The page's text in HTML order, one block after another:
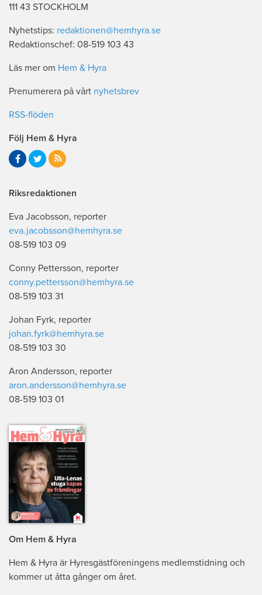
111 43 STOCKHOLM
Nyhetstips: redaktionen@hemhyra.se
Redaktionschef: 08-519 103 43
Läs mer om Hem & Hyra
Prenumerera på vårt nyhetsbrev
RSS-flöden
Följ Hem & Hyra
Riksredaktionen
Eva Jacobsson, reporter
eva.jacobsson@hemhyra.se
08-519 103 09
Conny Pettersson, reporter
conny.pettersson@hemhyra.se
08-519 103 31
Johan Fyrk, reporter
johan.fyrk@hemhyra.se
08-519 103 30
Aron Andersson, reporter
aron.andersson@hemhyra.se
08-519 103 01
Om Hem & Hyra
Hem & Hyra är Hyresgästföreningens medlemstidning och
kommer ut åtta gånger om året.